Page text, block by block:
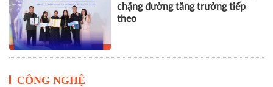
chặng đường tăng trưởng tiếp
theo
CÔNG NGHỆ